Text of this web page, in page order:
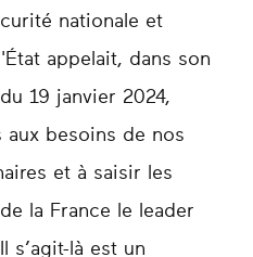
nationale et
appelait, dans son
19 janvier 2024,
aux besoins de nos
et à saisir les
la France le leader
s’agit-là est un